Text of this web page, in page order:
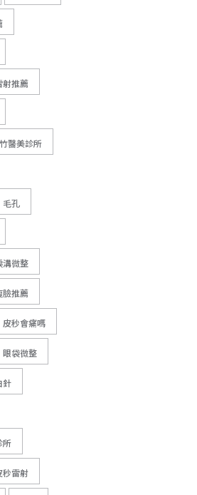
射推薦
醫美診所
毛孔
溝微整
臉推薦
皮秒會痛嗎
眼袋微整
針
所
秒雷射